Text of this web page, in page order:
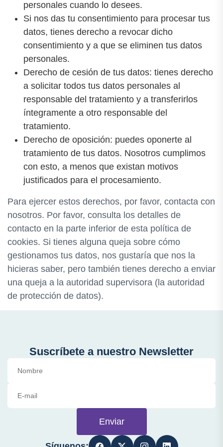
personales cuando lo desees.
Si nos das tu consentimiento para procesar tus
datos, tienes derecho a revocar dicho
consentimiento y a que se eliminen tus datos
personales.
Derecho de cesión de tus datos: tienes derecho
a solicitar todos tus datos personales al
responsable del tratamiento y a transferirlos
íntegramente a otro responsable del
tratamiento.
Derecho de oposición: puedes oponerte al
tratamiento de tus datos. Nosotros cumplimos
con esto, a menos que existan motivos
justificados para el procesamiento.
Para ejercer estos derechos, por favor, contacta con
nosotros. Por favor, consulta los detalles de
contacto en la parte inferior de esta política de
cookies. Si tienes alguna queja sobre cómo
gestionamos tus datos, nos gustaría que nos la
hicieras saber, pero también tienes derecho a enviar
una queja a la autoridad supervisora (la autoridad
de protección de datos).
Suscríbete a nuestro Newsletter
Enviar